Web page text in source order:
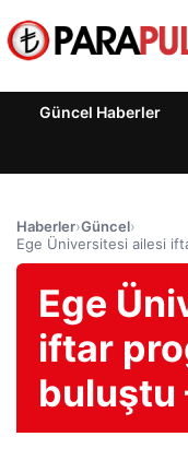
Güncel Haberler
Haberler›Güncel›
Ege Üniversitesi ailesi
Ege
iftar
buluştu